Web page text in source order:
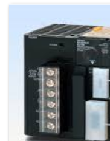
thông minh giúp điều
thiết bị khác nhau
trong hộ gia đình.
rơ le điện tử có khả
nhằm nâng cao hiệu